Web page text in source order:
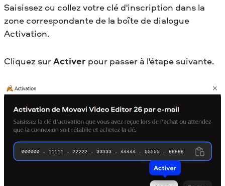
Saisissez ou collez votre clé d'inscription dans la
zone correspondante de la boîte de dialogue
Activation.
Cliquez surActiver pour passer à l'étape suivante.